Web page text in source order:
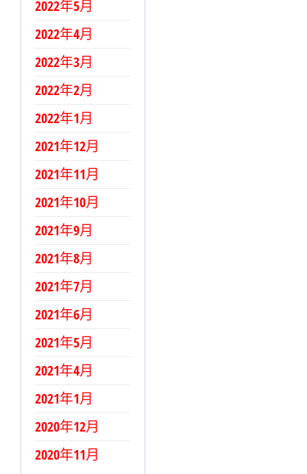
2022年5月
2022年4月
2022年3月
2022年2月
2022年1月
2021年12月
2021年11月
2021年10月
2021年9月
2021年8月
2021年7月
2021年6月
2021年5月
2021年4月
2021年1月
2020年12月
2020年11月